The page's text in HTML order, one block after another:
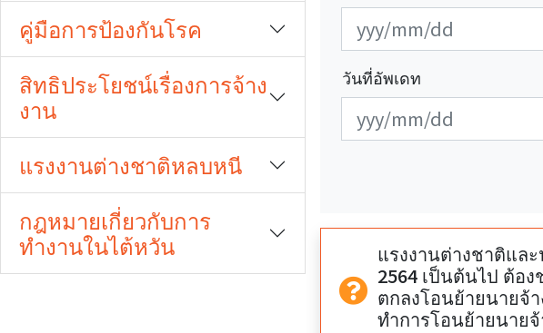
คู่มือการป้องกันโรค
สิทธิประโยชน์เรื่องการจ้าง
งาน
แรงงานต่างชาติหลบหนี
กฎหมายเกี่ยวกับการ
ทำงานในไต้หวัน
日
期
開
始
日
期
結
束
วันที่อัพเดท
始
束
แรงงานต่างชาติแล
2564 เป็นต้นไป ต้อ
ตกลงโอนย้ายนายจ้
ทำการโอนย้ายนายจ้